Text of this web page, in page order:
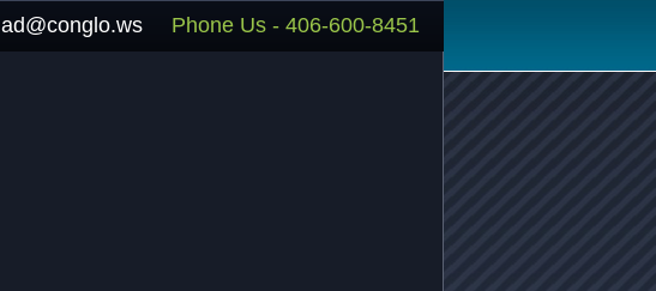
ad@conglo.ws Phone Us - 406-600-8451